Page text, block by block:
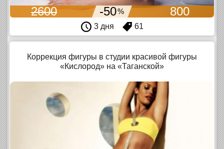
2600 -50% 800
3 дня 61
Коррекция фигуры в студии красивой фигуры
«Кислород» на «Таганской»